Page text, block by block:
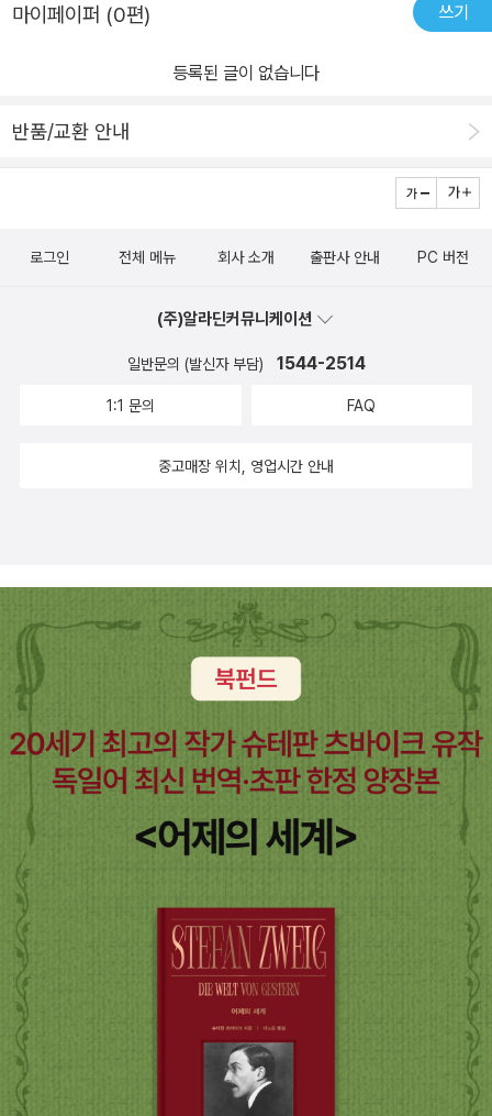
마이페이퍼 (0편) 쓰기
등록된 글이 없습니다
반품/교환 안내
로그인 전체 메뉴 회사 소개 출판사 안내 PC 버전
(주)알라딘커뮤니케이션
일반문의 (발신자 부담) 1544-2514
1:1 문의 FAQ
중고매장 위치, 영업시간 안내